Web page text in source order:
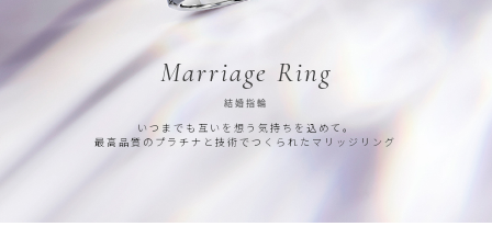
Marriage Ring
結婚指輪
いつまでも互いを想う気持ちを込めて。
最高品質のプラチナと技術でつくられたマリッジリング